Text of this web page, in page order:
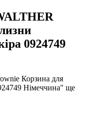
0924749
Корзина для
Німеччина" ще